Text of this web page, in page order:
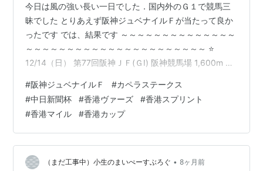
今日は風の強い長い一日でした．国内外のＧ１で競馬三
昧でした とりあえず阪神ジュベナイルＦが当たって良か
ったです では、結果です ～～～～～～～～～～～～～～
～～～～～～～～～～～～～～～～～～～～～～ ⭐
12/14（日） 第77回阪神ＪＦ(ＧⅠ) 阪神競馬場 1,600m １
３着 １７タイセイボーグ 【結論】 ◎ ５ギャラボーグ２
着 〇 ９スターアニス優勝 ▲ ６アルバンヌ６着 △ ３ミツ
カネベネラ１２着・４アランカール５着・７マーゴット
ラヴミー８着 ８ヒズマスターピース１５着・１１スウィ
ートハピネス４着 ※ １７タイセイボーグ３着…
#阪神ジュベナイルＦ #カペラステークス
#中日新聞杯 #香港ヴァーズ #香港スプリント
#香港マイル #香港カップ
（まだ工事中）小生のまいぺーすぶろぐ • 8ヶ月前